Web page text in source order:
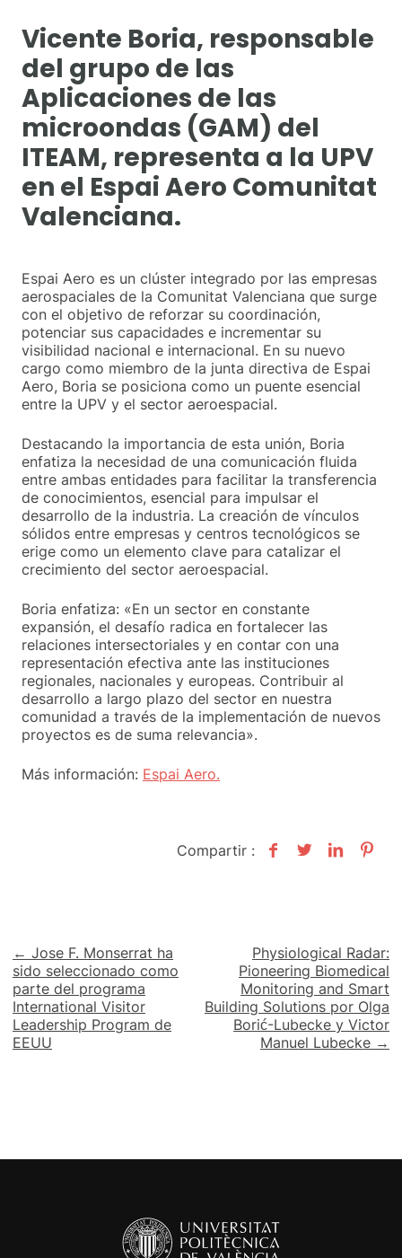
Vicente Boria, responsable
del grupo de las
Aplicaciones de las
microondas (GAM) del
ITEAM, representa a la UPV
en el Espai Aero Comunitat
Valenciana.
Espai Aero es un clúster integrado por las empresas
aerospaciales de la Comunitat Valenciana que surge
con el objetivo de reforzar su coordinación,
potenciar sus capacidades e incrementar su
visibilidad nacional e internacional. En su nuevo
cargo como miembro de la junta directiva de Espai
Aero, Boria se posiciona como un puente esencial
entre la UPV y el sector aeroespacial.
Destacando la importancia de esta unión, Boria
enfatiza la necesidad de una comunicación fluida
entre ambas entidades para facilitar la transferencia
de conocimientos, esencial para impulsar el
desarrollo de la industria. La creación de vínculos
sólidos entre empresas y centros tecnológicos se
erige como un elemento clave para catalizar el
crecimiento del sector aeroespacial.
Boria enfatiza: «En un sector en constante
expansión, el desafío radica en fortalecer las
relaciones intersectoriales y en contar con una
representación efectiva ante las instituciones
regionales, nacionales y europeas. Contribuir al
desarrollo a largo plazo del sector en nuestra
comunidad a través de la implementación de nuevos
proyectos es de suma relevancia».
Más información: Espai Aero.
Compartir :
Navegación
de
entradas
← Jose F. Monserrat ha
sido seleccionado como
parte del programa
International Visitor
Leadership Program de
EEUU
Physiological Radar:
Pioneering Biomedical
Monitoring and Smart
Building Solutions por Olga
Borić-Lubecke y Victor
Manuel Lubecke →